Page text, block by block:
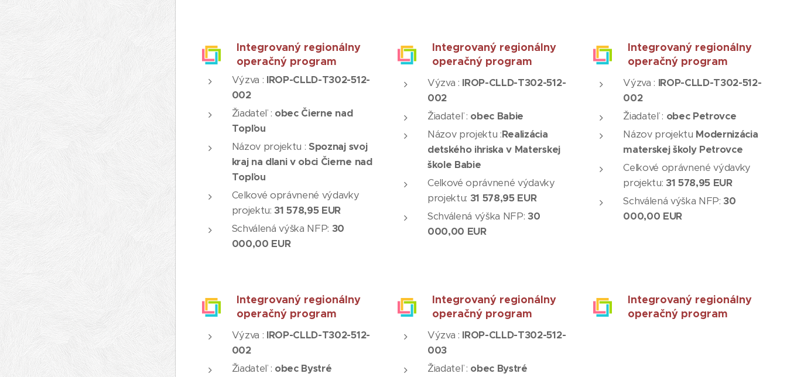
Integrovaný regionálny
operačný program
Výzva : IROP-CLLD-T302-512-
002
Žiadateľ : obec Čierne nad
Topľou
Názov projektu : Spoznaj svoj
kraj na dlani v obci Čierne nad
Topľou
Celkové oprávnené výdavky
projektu: 31 578,95 EUR
Schválená výška NFP: 30
000,00 EUR
Integrovaný regionálny
operačný program
Výzva : IROP-CLLD-T302-512-
002
Žiadateľ : obec Babie
Názov projektu :Realizácia
detského ihriska v Materskej
škole Babie
Celkové oprávnené výdavky
projektu: 31 578,95 EUR
Schválená výška NFP: 30
000,00 EUR
Integrovaný regionálny
operačný program
Výzva : IROP-CLLD-T302-512-
002
Žiadateľ : obec Petrovce
Názov projektu Modernizácia
materskej školy Petrovce
Celkové oprávnené výdavky
projektu: 31 578,95 EUR
Schválená výška NFP: 30
000,00 EUR
Integrovaný regionálny
operačný program
Výzva : IROP-CLLD-T302-512-
002
Žiadateľ : obec Bystré
Integrovaný regionálny
operačný program
Výzva : IROP-CLLD-T302-512-
003
Žiadateľ : obec Bystré
Integrovaný regionálny
operačný program